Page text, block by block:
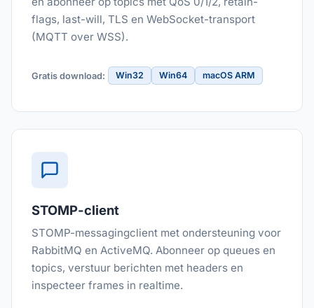
flags, last-will, TLS en WebSocket-transport
(MQTT over WSS).
Gratis download: Win32 Win64 macOS ARM
STOMP-client
STOMP-messagingclient met ondersteuning voor
RabbitMQ en ActiveMQ. Abonneer op queues en
topics, verstuur berichten met headers en
inspecteer frames in realtime.